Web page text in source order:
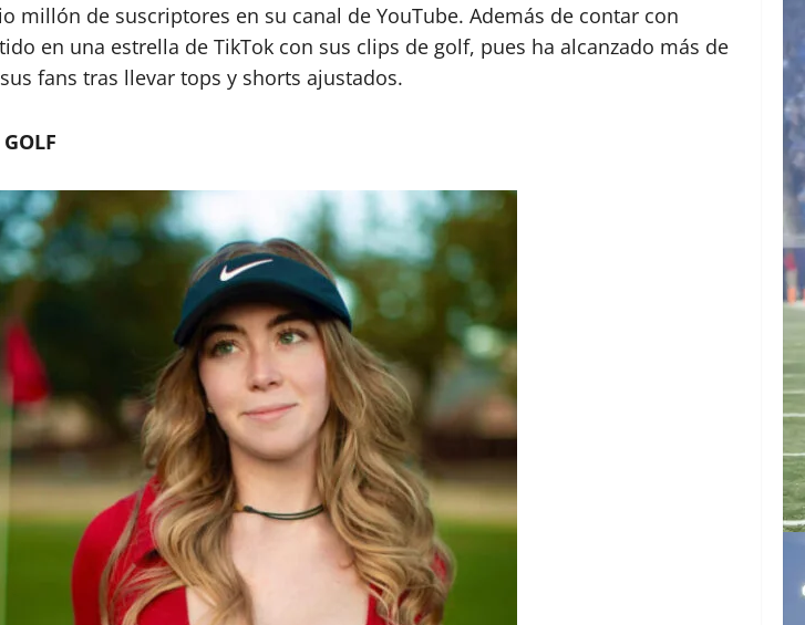
de suscriptores en su canal de YouTube. Además de contar con
en una estrella de TikTok con sus clips de golf, pues ha alcanzado más de
fans tras llevar tops y shorts ajustados.